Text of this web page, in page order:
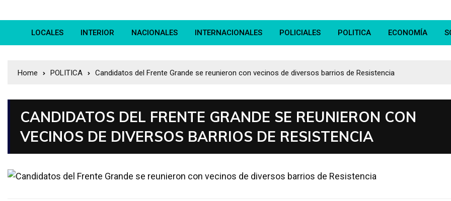
LOCALES INTERIOR NACIONALES INTERNACIONALES POLICIALES POLITICA ECONOMÍA
Home POLITICA Candidatos del Frente Grande se reunieron con vecinos de diversos barrios de Resistencia
CANDIDATOS DEL FRENTE GRANDE SE REUNIERON CON
VECINOS DE DIVERSOS BARRIOS DE RESISTENCIA